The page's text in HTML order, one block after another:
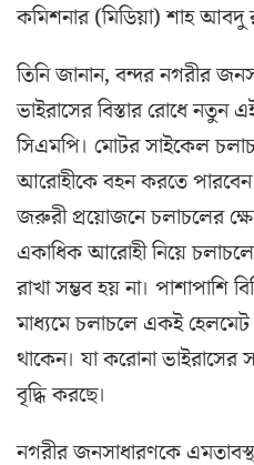
কমিশনার (মিডিয়া) শাহ
তিনি জানান, বন্দর নগরীর
ভাইরাসের বিস্তার রোধে নতুন
সিএমপি। মোটর সাইকেল
আরোহীকে বহন করতে পারবেন
জরুরী প্রয়োজনে চলাচলের
একাধিক আরোহী নিয়ে
রাখা সম্ভব হয় না। পাশাপাশি
মাধ্যমে চলাচলে একই হেলমেট
থাকেন। যা করোনা ভাইরাসের
বৃদ্ধি করছে।
নগরীর জনসাধারণকে